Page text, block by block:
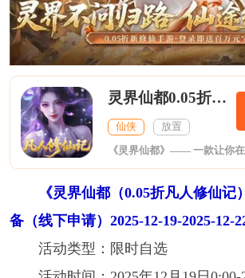
灵界仙都0.05折凡人修仙记
仙侠 放置
《灵界仙都（0.05折凡人修仙记
备（线下申请）2025-12-19-2025-12-
活动类型：限时自选